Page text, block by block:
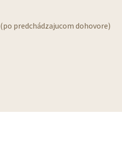
(po predchádzajucom dohovore)